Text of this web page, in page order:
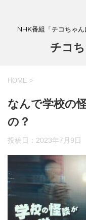
NHK番組「チコちゃ
チコ
HOME >
なんで学校の
の？
投稿日： 2023年7月9日